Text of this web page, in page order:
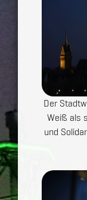
Der
Weiß als
und
Show